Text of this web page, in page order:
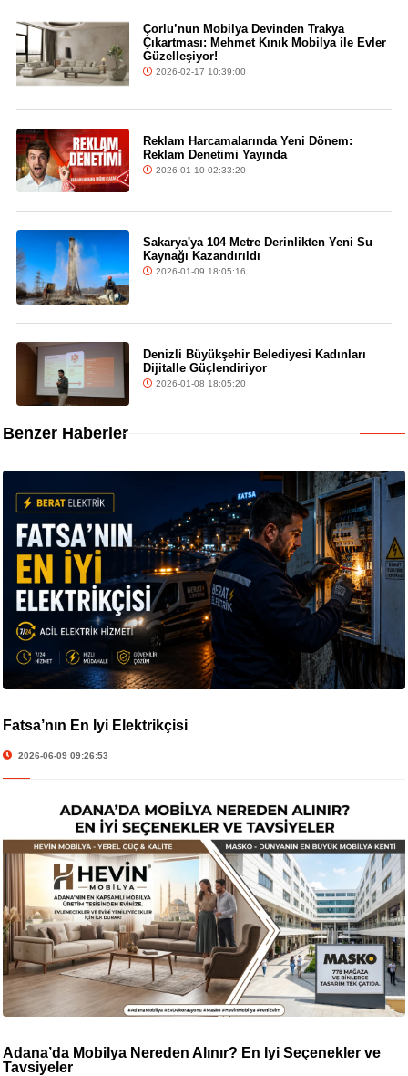
Çorlu’nun Mobilya Devinden Trakya
Çıkartması: Mehmet Kınık Mobilya ile Evler
Güzelleşiyor!
2026-02-17 10:39:00
Reklam Harcamalarında Yeni Dönem:
Reklam Denetimi Yayında
2026-01-10 02:33:20
Sakarya'ya 104 Metre Derinlikten Yeni Su
Kaynağı Kazandırıldı
2026-01-09 18:05:16
Denizli Büyükşehir Belediyesi Kadınları
Dijitalle Güçlendiriyor
2026-01-08 18:05:20
Benzer Haberler
Fatsa’nın En İyi Elektrikçisi
2026-06-09 09:26:53
Adana’da Mobilya Nereden Alınır? En İyi Seçenekler ve
Tavsiyeler